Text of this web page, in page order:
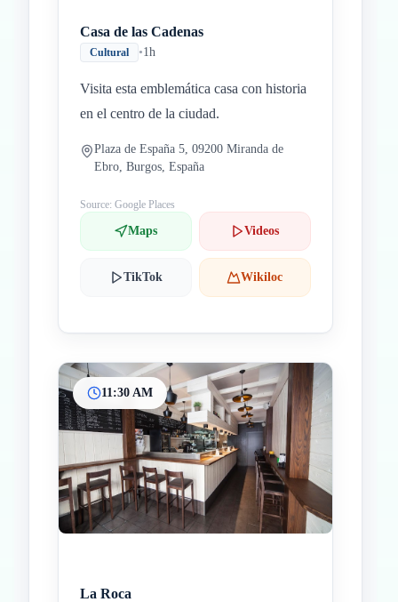
Casa de las Cadenas
Cultural •1h
Visita esta emblemática casa con historia
en el centro de la ciudad.
Plaza de España 5, 09200 Miranda de
Ebro, Burgos, España
Source: Google Places
Maps Videos
TikTok Wikiloc
11:30 AM
La Roca